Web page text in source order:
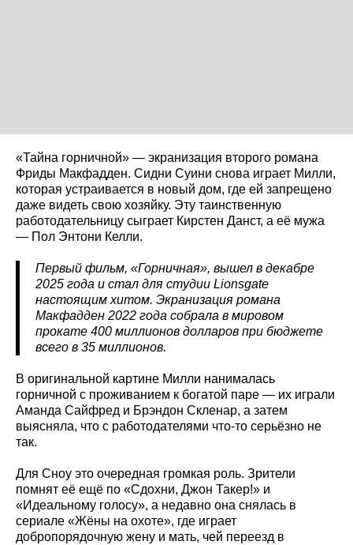
«Тайна горничной» — экранизация второго романа
Фриды Макфадден. Сидни Суини снова играет Милли,
которая устраивается в новый дом, где ей запрещено
даже видеть свою хозяйку. Эту таинственную
работодательницу сыграет Кирстен Данст, а её мужа
— Пол Энтони Келли.
Первый фильм, «Горничная», вышел в декабре
2025 года и стал для студии Lionsgate
настоящим хитом. Экранизация романа
Макфадден 2022 года собрала в мировом
прокате 400 миллионов долларов при бюджете
всего в 35 миллионов.
В оригинальной картине Милли нанималась
горничной с проживанием к богатой паре — их играли
Аманда Сайфред и Брэндон Скленар, а затем
выясняла, что с работодателями что-то серьёзно не
так.
Для Сноу это очередная громкая роль. Зрители
помнят её ещё по «Сдохни, Джон Такер!» и
«Идеальному голосу», а недавно она снялась в
сериале «Жёны на охоте», где играет
добропорядочную жену и мать, чей переезд в